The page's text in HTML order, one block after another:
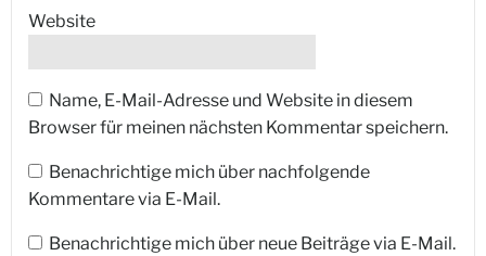
Website
Name, E-Mail-Adresse und Website in diesem
Browser für meinen nächsten Kommentar speichern.
Benachrichtige mich über nachfolgende
Kommentare via E-Mail.
Benachrichtige mich über neue Beiträge via E-Mail.